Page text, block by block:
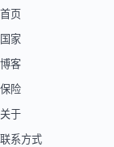
首页
国家
博客
保险
关于
联系方式